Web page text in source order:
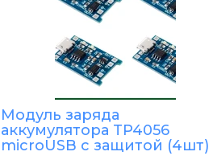
Модуль заряда
аккумулятора TP4056
microUSB с защитой (4шт)